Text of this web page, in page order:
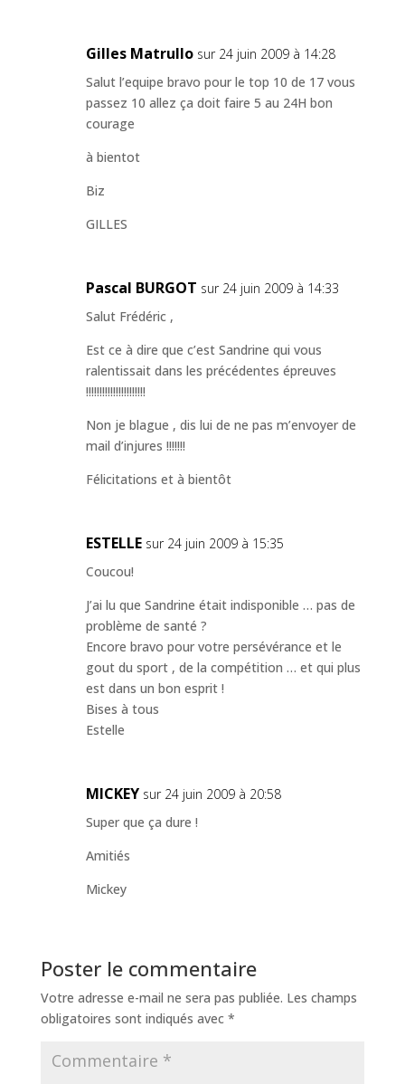
Gilles Matrullo sur 24 juin 2009 à 14:28
Salut l’equipe bravo pour le top 10 de 17 vous
passez 10 allez ça doit faire 5 au 24H bon
courage
à bientot
Biz
GILLES
Pascal BURGOT sur 24 juin 2009 à 14:33
Salut Frédéric ,
Est ce à dire que c’est Sandrine qui vous
ralentissait dans les précédentes épreuves
!!!!!!!!!!!!!!!!!!!!!!
Non je blague , dis lui de ne pas m’envoyer de
mail d’injures !!!!!!!
Félicitations et à bientôt
ESTELLE sur 24 juin 2009 à 15:35
Coucou!
J’ai lu que Sandrine était indisponible … pas de
problème de santé ?
Encore bravo pour votre persévérance et le
gout du sport , de la compétition … et qui plus
est dans un bon esprit !
Bises à tous
Estelle
MICKEY sur 24 juin 2009 à 20:58
Super que ça dure !
Amitiés
Mickey
Poster le commentaire
Votre adresse e-mail ne sera pas publiée. Les champs
obligatoires sont indiqués avec *